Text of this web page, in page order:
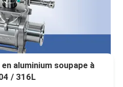
aluminium soupape à
/ 316L